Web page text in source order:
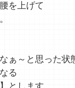
を上げて
ぁ～と思った状
る
とします。